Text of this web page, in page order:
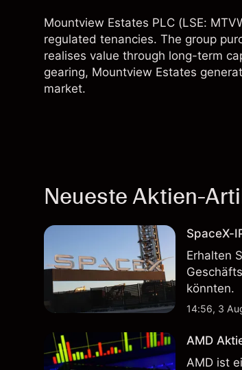
Mountview Estates PLC (LSE:
regulated tenancies. The group
realises value through long-term
gearing, Mountview Estates
market.
Neueste Aktien-
SpaceX-
Erhalten
könnten.
14:56, 3
AMD
AMD ist